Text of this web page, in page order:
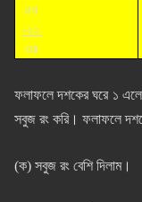
৫৫
-২১
৩৪
ফলাফলে দশকের ঘরে ১
সবুজ রং করি। ফলাফলে
(ক) সবুজ রং বেশি দিলাম।